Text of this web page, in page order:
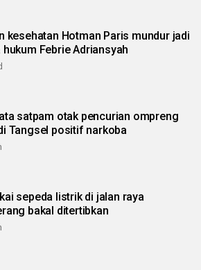
kesehatan Hotman Paris mundur jadi
hukum Febrie Adriansyah
satpam otak pencurian ompreng
Tangsel positif narkoba
sepeda listrik di jalan raya
bakal ditertibkan